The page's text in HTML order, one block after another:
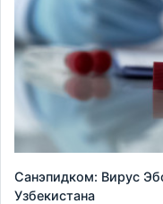
Санэпидком: Вирус
Узбекистана